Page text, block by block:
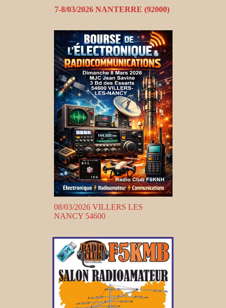
7-8/03/2026 NANTERRE (92000)
08/03/2026 VILLERS LES
NANCY 54600